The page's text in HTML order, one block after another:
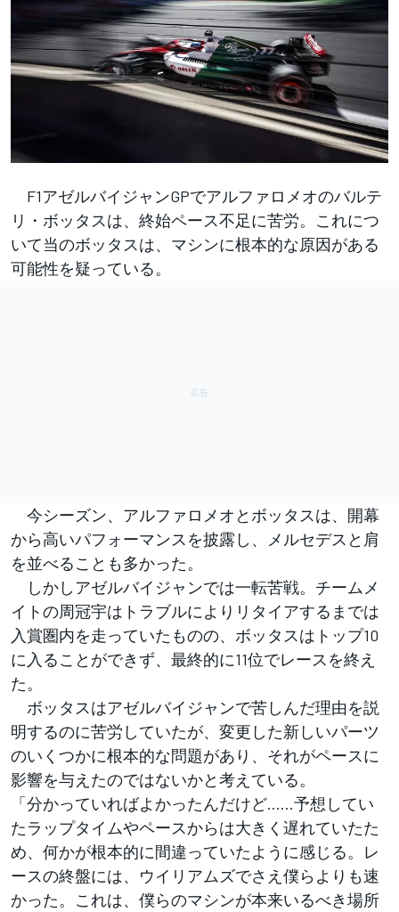
F1アゼルバイジャンGPでアルファロメオのバルテ
リ・ボッタスは、終始ペース不足に苦労。これにつ
いて当のボッタスは、マシンに根本的な原因がある
可能性を疑っている。
今シーズン、アルファロメオとボッタスは、開幕
から高いパフォーマンスを披露し、メルセデスと肩
を並べることも多かった。
しかしアゼルバイジャンでは一転苦戦。チームメ
イトの周冠宇はトラブルによりリタイアするまでは
入賞圏内を走っていたものの、ボッタスはトップ10
に入ることができず、最終的に11位でレースを終え
た。
ボッタスはアゼルバイジャンで苦しんだ理由を説
明するのに苦労していたが、変更した新しいパーツ
のいくつかに根本的な問題があり、それがペースに
影響を与えたのではないかと考えている。
「分かっていればよかったんだけど……予想してい
たラップタイムやペースからは大きく遅れていたた
め、何かが根本的に間違っていたように感じる。レ
ースの終盤には、ウイリアムズでさえ僕らよりも速
かった。これは、僕らのマシンが本来いるべき場所